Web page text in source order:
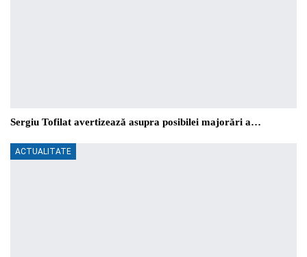
Sergiu Tofilat avertizează asupra posibilei majorări a…
ACTUALITATE